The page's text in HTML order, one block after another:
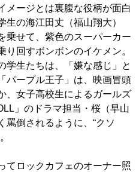
メージとは裏腹な役柄が面白
生の海江田丈（福山翔大）
乗せて、紫色のスーパーカー
り回すボンボンのイケメン。
学生たちは、「嫌な感じ」と
パープル王子」は、映画冒頭
、女子高校生によるガールズ
」のドラマ担当・桜（早山
罵倒されるように、“クソ
てロックカフェのオーナー照